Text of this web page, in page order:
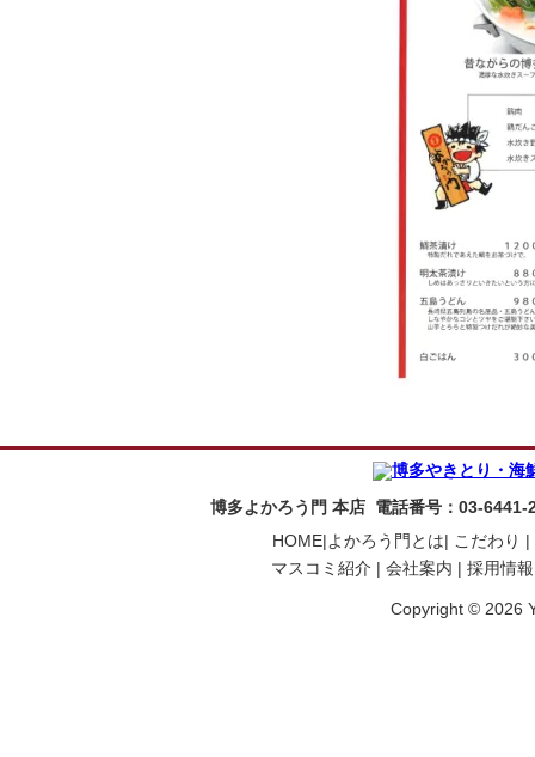
博多よかろう門 本店 電話番号：03-
HOME|よかろう門とは| こだわり |
マスコミ紹介 | 会社案内 | 採用情
Copyright © 2026